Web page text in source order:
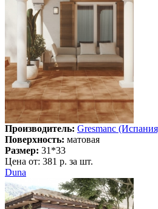
Производитель: Gresmanc
Поверхность: матовая
Размер: 31*33
Цена от: 381 р. за шт.
Duna